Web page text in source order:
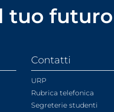
tuo
Contatti
URP
Rubrica telefonica
Segreterie studenti